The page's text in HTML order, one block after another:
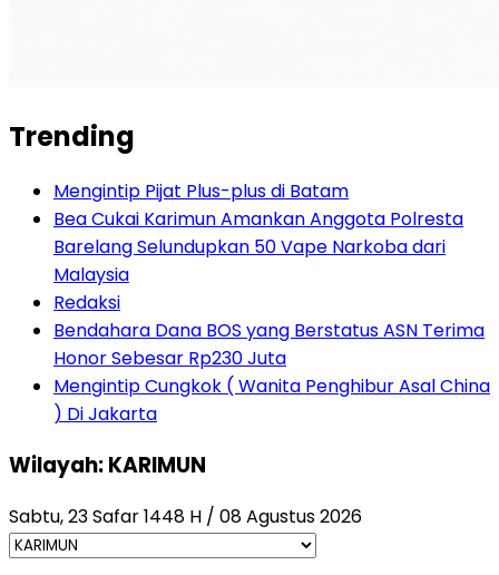
Trending
Mengintip Pijat Plus-plus di Batam
Bea Cukai Karimun Amankan Anggota Polresta
Barelang Selundupkan 50 Vape Narkoba dari
Malaysia
Redaksi
Bendahara Dana BOS yang Berstatus ASN Terima
Honor Sebesar Rp230 Juta
Mengintip Cungkok ( Wanita Penghibur Asal China
) Di Jakarta
Wilayah: KARIMUN
Sabtu, 23 Safar 1448 H / 08 Agustus 2026